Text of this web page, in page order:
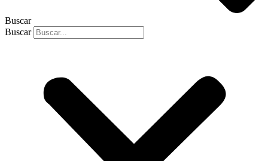
Buscar
Buscar